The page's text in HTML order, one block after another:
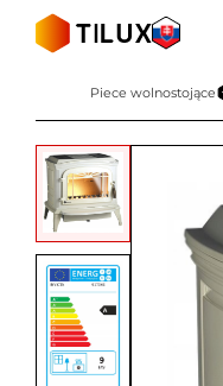
Piece wolnostojące